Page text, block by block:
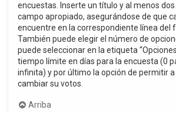
encuestas. Inserte un título y al menos dos
campo apropiado, asegurándose de que
encuentre en la correspondiente línea del
También puede elegir el número de
puede seleccionar en la etiqueta
tiempo límite en días para la encuesta (0
infinita) y por último la opción de permitir a
cambiar su votos.
Arriba